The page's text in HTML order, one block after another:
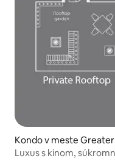
Kondo v meste
Luxus s kinom,